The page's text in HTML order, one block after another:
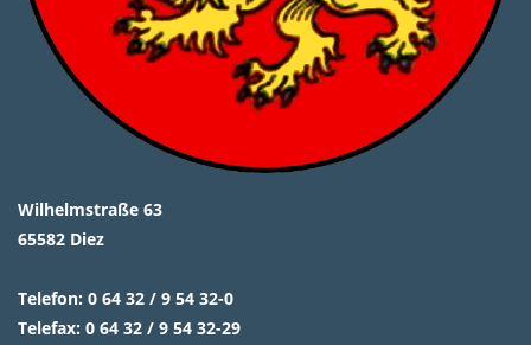
Wilhelmstraße 63
65582 Diez
Telefon: 0 64 32 / 9 54 32-0
Telefax: 0 64 32 / 9 54 32-29